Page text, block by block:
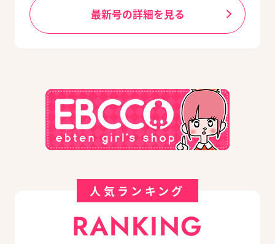
最新号の詳細を見る
人気ランキング
RANKING